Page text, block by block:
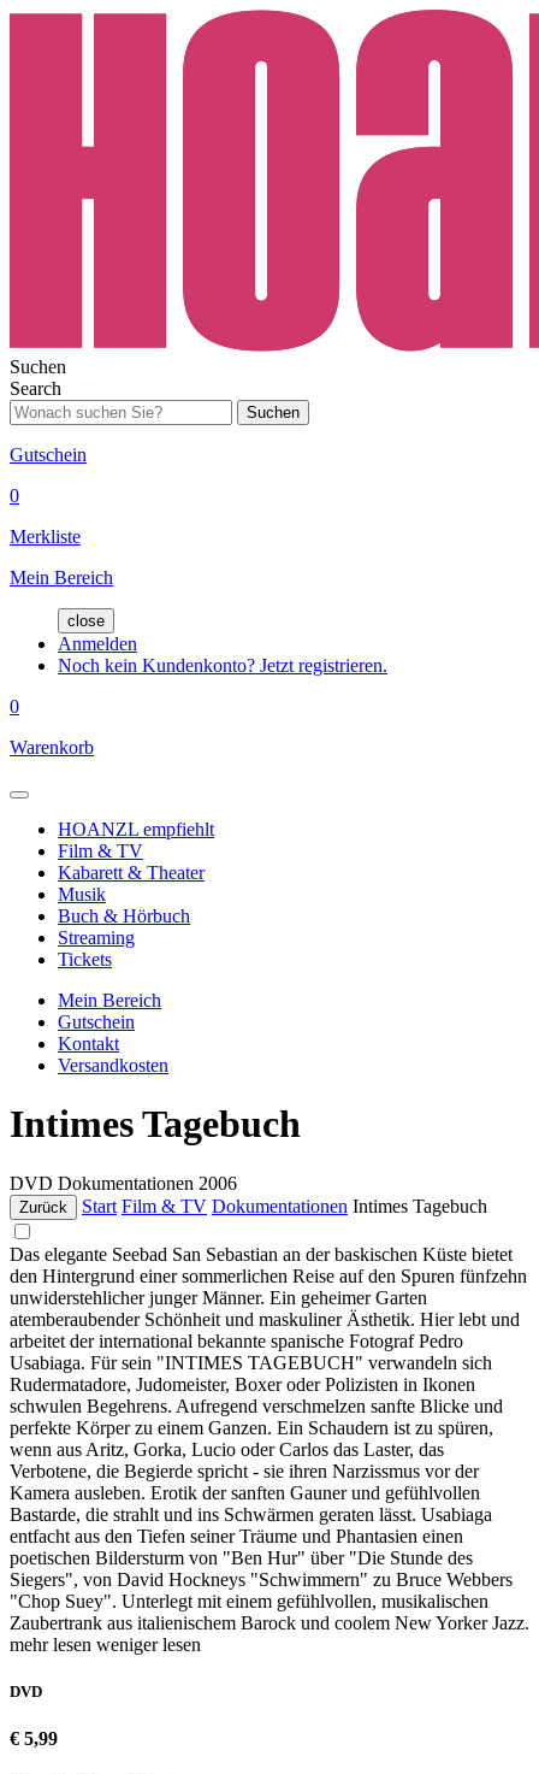
Suchen
Search
Suchen
Gutschein
0
Merkliste
Mein Bereich
close
Anmelden
Noch kein Kundenkonto? Jetzt registrieren.
0
Warenkorb
HOANZL empfiehlt
Film & TV
Kabarett & Theater
Musik
Buch & Hörbuch
Streaming
Tickets
Mein Bereich
Gutschein
Kontakt
Versandkosten
Intimes Tagebuch
DVD Dokumentationen 2006
Zurück Start Film & TV Dokumentationen Intimes Tagebuch
Das elegante Seebad San Sebastian an der baskischen Küste bietet
den Hintergrund einer sommerlichen Reise auf den Spuren fünfzehn
unwiderstehlicher junger Männer. Ein geheimer Garten
atemberaubender Schönheit und maskuliner Ästhetik. Hier lebt und
arbeitet der international bekannte spanische Fotograf Pedro
Usabiaga. Für sein "INTIMES TAGEBUCH" verwandeln sich
Rudermatadore, Judomeister, Boxer oder Polizisten in Ikonen
schwulen Begehrens. Aufregend verschmelzen sanfte Blicke und
perfekte Körper zu einem Ganzen. Ein Schaudern ist zu spüren,
wenn aus Aritz, Gorka, Lucio oder Carlos das Laster, das
Verbotene, die Begierde spricht - sie ihren Narzissmus vor der
Kamera ausleben. Erotik der sanften Gauner und gefühlvollen
Bastarde, die strahlt und ins Schwärmen geraten lässt. Usabiaga
entfacht aus den Tiefen seiner Träume und Phantasien einen
poetischen Bildersturm von "Ben Hur" über "Die Stunde des
Siegers", von David Hockneys "Schwimmern" zu Bruce Webbers
"Chop Suey". Unterlegt mit einem gefühlvollen, musikalischen
Zaubertrank aus italienischem Barock und coolem New Yorker Jazz.
mehr lesen weniger lesen
DVD
€ 5,99